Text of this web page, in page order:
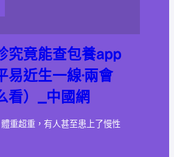
究竟能查包養app
易近生一線·兩會
看）_中國網
重超重，有人甚至患上了慢性